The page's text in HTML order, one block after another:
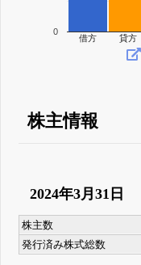
借方 貸方
0
株主情報
2024年3月31日
株主数
発行済み株式総数